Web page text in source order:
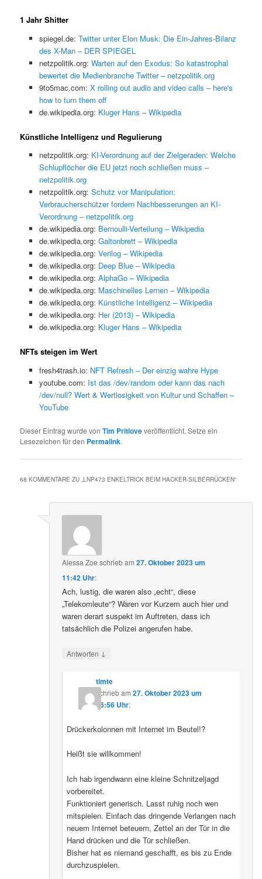
1 Jahr Shitter
spiegel.de: Twitter unter Elon Musk: Die Ein-Jahres-Bilanz
des X-Man – DER SPIEGEL
netzpolitik.org: Warten auf den Exodus: So katastrophal
bewertet die Medienbranche Twitter – netzpolitik.org
9to5mac.com: X rolling out audio and video calls – here's
how to turn them off
de.wikipedia.org: Kluger Hans – Wikipedia
Künstliche Intelligenz und Regulierung
netzpolitik.org: KI-Verordnung auf der Zielgeraden: Welche
Schlupflöcher die EU jetzt noch schließen muss –
netzpolitik.org
netzpolitik.org: Schutz vor Manipulation:
Verbraucherschützer fordern Nachbesserungen an KI-
Verordnung – netzpolitik.org
de.wikipedia.org: Bernoulli-Verteilung – Wikipedia
de.wikipedia.org: Galtonbrett – Wikipedia
de.wikipedia.org: Verilog – Wikipedia
de.wikipedia.org: Deep Blue – Wikipedia
de.wikipedia.org: AlphaGo – Wikipedia
de.wikipedia.org: Maschinelles Lernen – Wikipedia
de.wikipedia.org: Künstliche Intelligenz – Wikipedia
de.wikipedia.org: Her (2013) – Wikipedia
de.wikipedia.org: Kluger Hans – Wikipedia
NFTs steigen im Wert
fresh4trash.io: NFT Refresh – Der einzig wahre Hype
youtube.com: Ist das /dev/random oder kann das nach
/dev/null? Wert & Wertlosigkeit von Kultur und Schaffen –
YouTube
Dieser Eintrag wurde vonTim Pritloveveröffentlicht. Setze ein
Lesezeichen für den Permalink.
68 KOMMENTARE ZU „LNP473 ENKELTRICK BEIM HACKER-SILBERRÜCKEN“
Alessa Zoe schriebam27. Oktober 2023 um
11:42 Uhr:
Ach, lustig, die waren also „echt“, diese
„Telekomleute“? Waren vor Kurzem auch hier und
waren derart suspekt im Auftreten, dass ich
tatsächlich die Polizei angerufen habe.
Antworten ↓
timte
schriebam 27. Oktober 2023 um
16:56 Uhr:
Drückerkolonnen mit Internet im Beutel!?
Heißt sie willkommen!
Ich hab irgendwann eine kleine Schnitzeljagd
vorbereitet.
Funktioniert generisch. Lasst ruhig noch wen
mitspielen. Einfach das dringende Verlangen nach
neuem Internet beteuern, Zettel an der Tür in die
Hand drücken und die Tür schließen.
Bisher hat es niemand geschafft, es bis zu Ende
durchzuspielen.